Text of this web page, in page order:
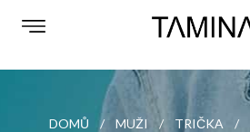
DOMŮ MUŽI TRIČKA